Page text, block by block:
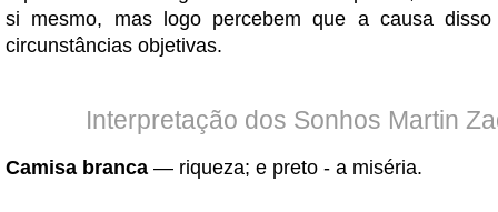
si mesmo, mas logo percebem que a causa
circunstâncias objetivas.
Interpretação dos Sonhos Martin
Camisa branca — riqueza; e preto - a miséria.